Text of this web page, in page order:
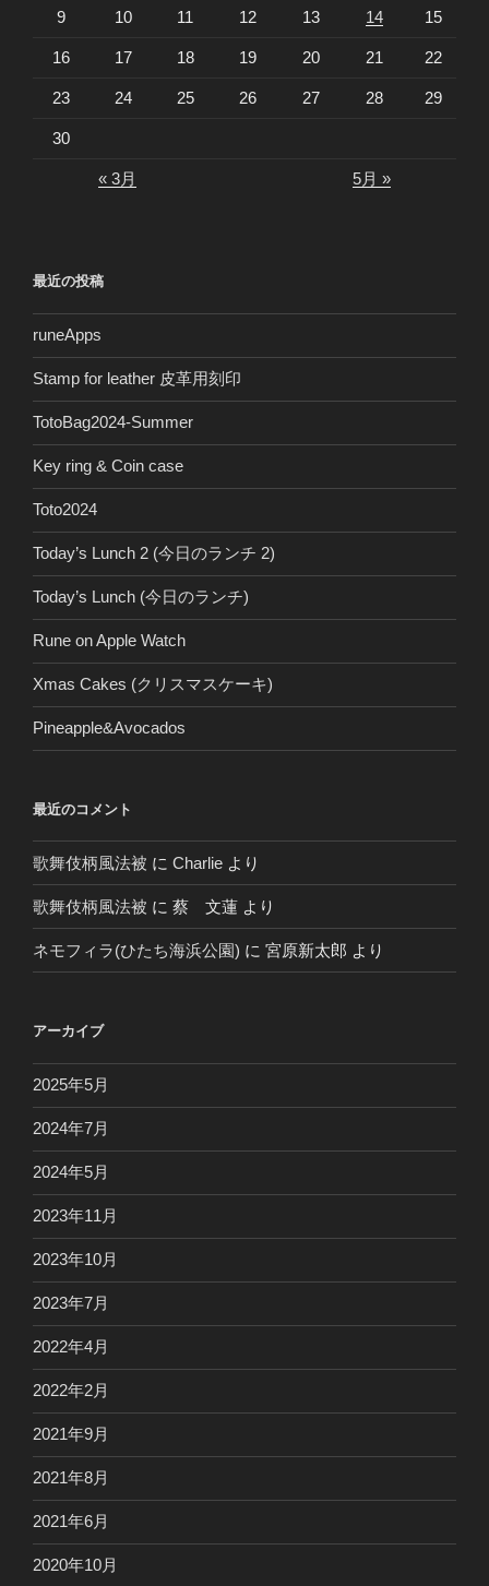
9 10 11 12 13 14 15
16 17 18 19 20 21 22
23 24 25 26 27 28 29
30
« 3月 5月 »
最近の投稿
runeApps
Stamp for leather 皮革用刻印
TotoBag2024-Summer
Key ring & Coin case
Toto2024
Today’s Lunch 2 (今日のランチ 2)
Today’s Lunch (今日のランチ)
Rune on Apple Watch
Xmas Cakes (クリスマスケーキ)
Pineapple&Avocados
最近のコメント
歌舞伎柄風法被 に Charlie より
歌舞伎柄風法被 に 蔡 文蓮 より
ネモフィラ(ひたち海浜公園) に 宮原新太郎 より
アーカイブ
2025年5月
2024年7月
2024年5月
2023年11月
2023年10月
2023年7月
2022年4月
2022年2月
2021年9月
2021年8月
2021年6月
2020年10月